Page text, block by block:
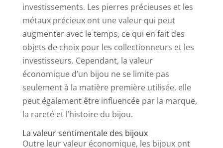
investissements. Les pierres précieuses et les
métaux précieux ont une valeur qui peut
augmenter avec le temps, ce qui en fait des
objets de choix pour les collectionneurs et les
investisseurs. Cependant, la valeur
économique d’un bijou ne se limite pas
seulement à la matière première utilisée, elle
peut également être influencée par la marque,
la rareté et l’histoire du bijou.
La valeur sentimentale des bijoux
Outre leur valeur économique, les bijoux ont